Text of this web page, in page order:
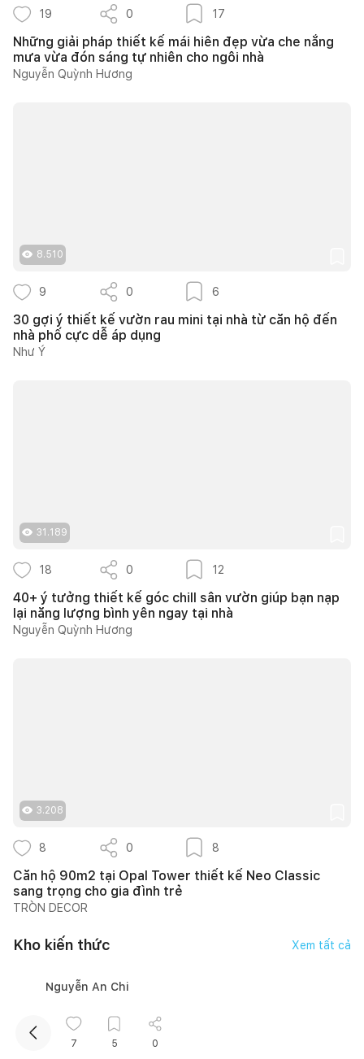
19 0 17
Những giải pháp thiết kế mái hiên đẹp vừa che nắng
mưa vừa đón sáng tự nhiên cho ngôi nhà
Nguyễn Quỳnh Hương
8.510
9 0 6
30 gợi ý thiết kế vườn rau mini tại nhà từ căn hộ đến
nhà phố cực dễ áp dụng
Như Ý
31.189
18 0 12
40+ ý tưởng thiết kế góc chill sân vườn giúp bạn nạp
lại năng lượng bình yên ngay tại nhà
Nguyễn Quỳnh Hương
3.208
8 0 8
Căn hộ 90m2 tại Opal Tower thiết kế Neo Classic
sang trọng cho gia đình trẻ
TRÒN DECOR
Kho kiến thức Xem tất cả
Nguyễn An Chi
7 5 0
Kết nối thiết kế, thi công